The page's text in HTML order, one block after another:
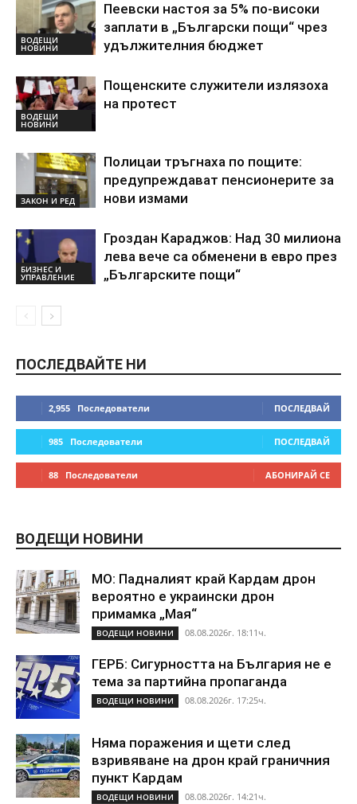
ВОДЕЩИ
НОВИНИ
Пеевски настоя за 5% по-високи
заплати в „Български пощи“ чрез
удължителния бюджет
ВОДЕЩИ
НОВИНИ
Пощенските служители излязоха
на протест
ЗАКОН И РЕД
Полицаи тръгнаха по пощите:
предупреждават пенсионерите за
нови измами
БИЗНЕС И
УПРАВЛЕНИЕ
Гроздан Караджов: Над 30 милиона
лева вече са обменени в евро през
„Българските пощи“
ПОСЛЕДВАЙТЕ НИ
2,955 Последователи ПОСЛЕДВАЙ
985 Последователи ПОСЛЕДВАЙ
88 Последователи АБОНИРАЙ СЕ
ВОДЕЩИ НОВИНИ
МО: Падналият край Кардам дрон
вероятно е украински дрон
примамка „Мая“
ВОДЕЩИ НОВИНИ 08.08.2026г. 18:11ч.
ГЕРБ: Сигурността на България не е
тема за партийна пропаганда
ВОДЕЩИ НОВИНИ 08.08.2026г. 17:25ч.
Няма поражения и щети след
взривяване на дрон край граничния
пункт Кардам
ВОДЕЩИ НОВИНИ 08.08.2026г. 14:21ч.